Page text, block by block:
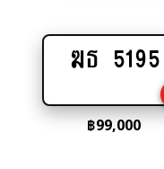
Add
cart
ฆธ 5195
฿99,000